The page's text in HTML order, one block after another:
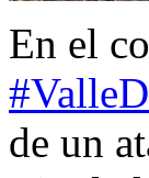
En el
de un